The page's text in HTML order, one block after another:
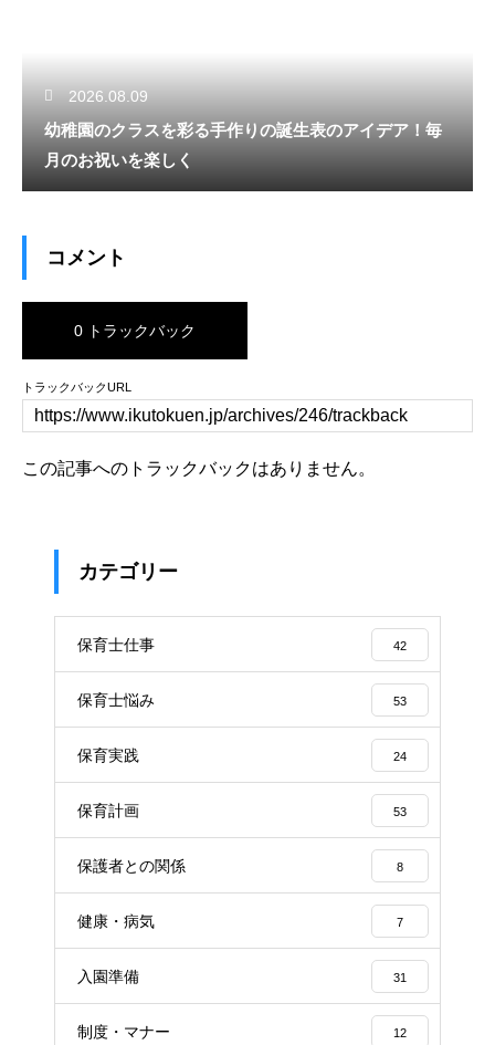
2026.08.09
幼稚園のクラスを彩る手作りの誕生表のアイデア！毎
月のお祝いを楽しく
コメント
0 トラックバック
トラックバックURL
この記事へのトラックバックはありません。
カテゴリー
保育士仕事 42
保育士悩み 53
保育実践 24
保育計画 53
保護者との関係 8
健康・病気 7
入園準備 31
制度・マナー 12